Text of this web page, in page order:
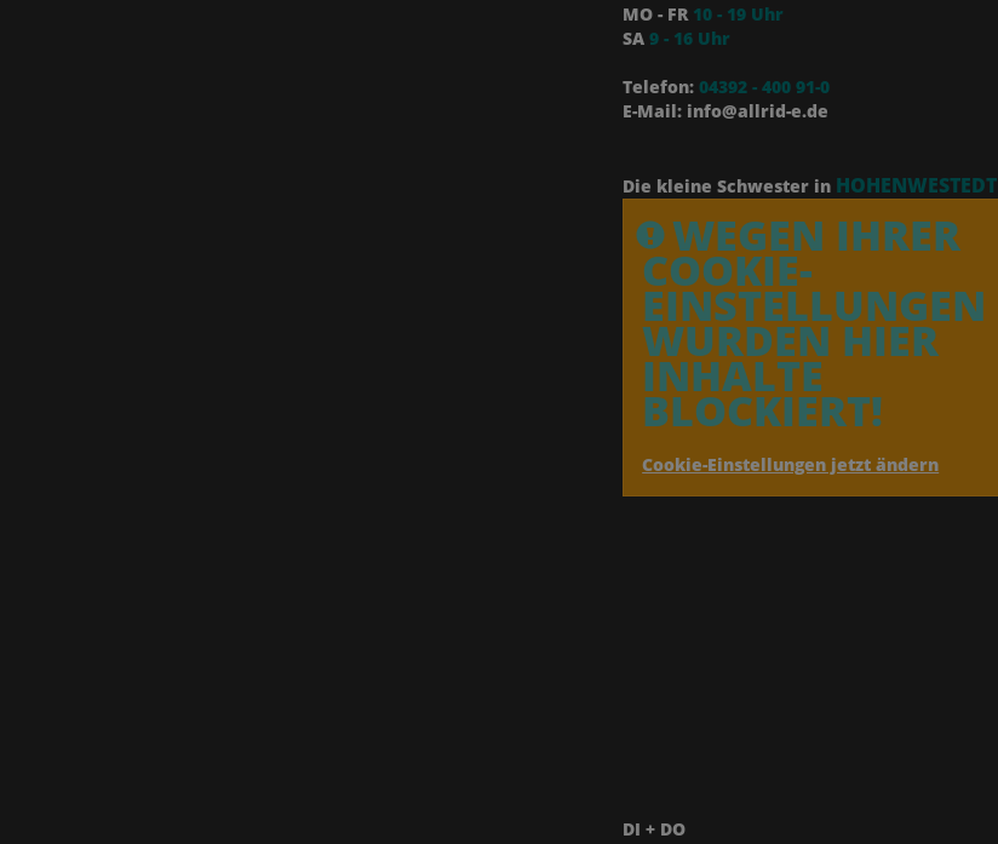
MO - FR 10 - 19 Uhr
SA9 - 16 Uhr
Telefon: 04392 - 400 91-0
E-Mail: info@allrid-e.de
Die kleine Schwester in HOHENWESTEDT
WEGEN IHRER
COOKIE-
EINSTELLUNGEN
WURDEN HIER
INHALTE
BLOCKIERT!
Cookie-Einstellungen jetzt ändern
DI + DO